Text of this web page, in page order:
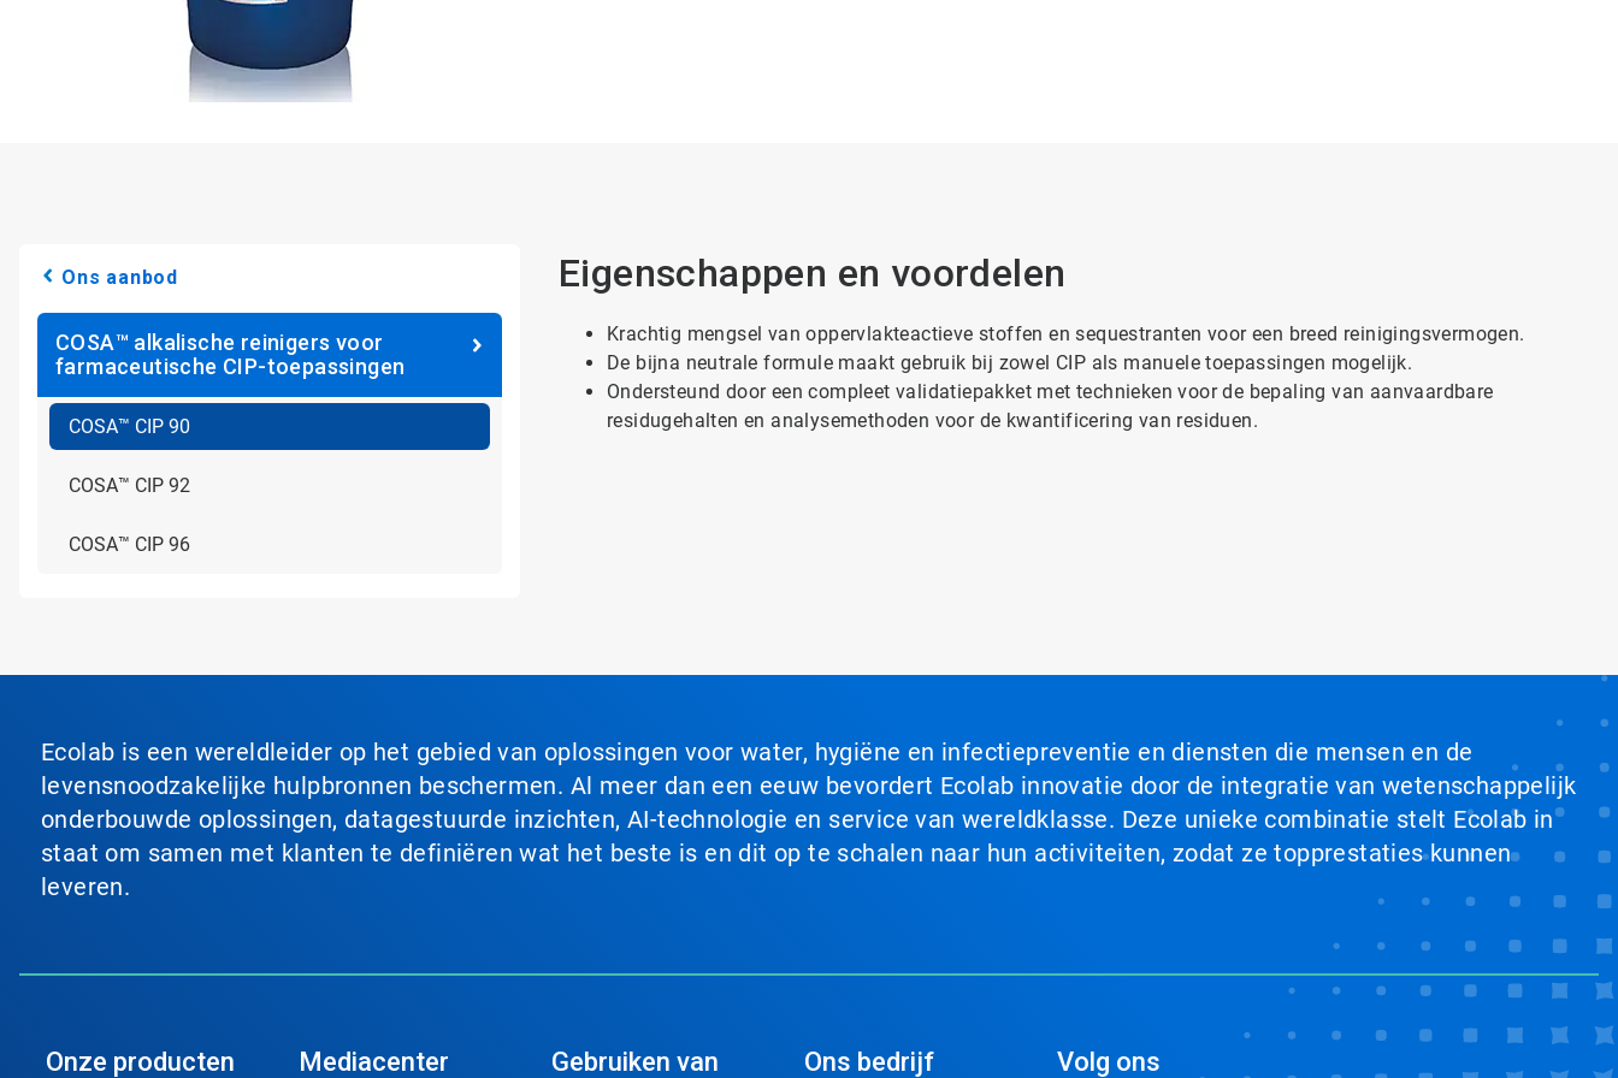
Ons aanbod
COSA™ alkalische reinigers voor
farmaceutische CIP-toepassingen
COSA™ CIP 90
COSA™ CIP 92
COSA™ CIP 96
Eigenschappen en voordelen
Krachtig mengsel van oppervlakteactieve stoffen en sequestranten voor een breed reinigingsvermogen.
De bijna neutrale formule maakt gebruik bij zowel CIP als manuele toepassingen mogelijk.
Ondersteund door een compleet validatiepakket met technieken voor de bepaling van aanvaardbare
residugehalten en analysemethoden voor de kwantificering van residuen.
Ecolab is een wereldleider op het gebied van oplossingen voor water, hygiëne en infectiepreventie en diensten die mensen en de
levensnoodzakelijke hulpbronnen beschermen. Al meer dan een eeuw bevordert Ecolab innovatie door de integratie van wetenschappelijk
onderbouwde oplossingen, datagestuurde inzichten, AI-technologie en service van wereldklasse. Deze unieke combinatie stelt Ecolab in
staat om samen met klanten te definiëren wat het beste is en dit op te schalen naar hun activiteiten, zodat ze topprestaties kunnen
leveren.
Onze producten Mediacenter
Gebruiken van
Ons bedrijf Volg ons